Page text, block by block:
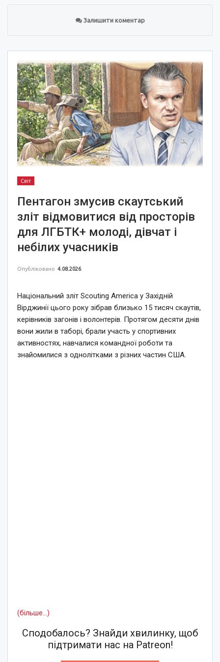
Залишити коментар
Світ
Пентагон змусив скаутський
зліт відмовитися від просторів
для ЛГБТК+ молоді, дівчат і
небілих учасників
Опубліковано 4.08.2026
Національний зліт Scouting America у Західній
Вірджинії цього року зібрав близько 15 тисяч скаутів,
керівників загонів і волонтерів. Протягом десяти днів
вони жили в таборі, брали участь у спортивних
активностях, навчалися командної роботи та
знайомилися з однолітками з різних частин США.
(більше…)
Сподобалось? Знайди хвилинку, щоб
підтримати нас на Patreon!